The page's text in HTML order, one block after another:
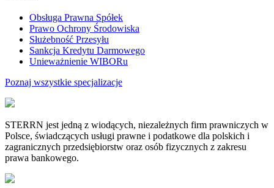
Obsługa Prawna Spółek
Prawo Ochrony Środowiska
Służebność Przesyłu
Sankcja Kredytu Darmowego
Unieważnienie WIBORu
Poznaj wszystkie specjalizacje
STERRN jest jedną z wiodących, niezależnych firm prawniczych w
Polsce, świadczących usługi prawne i podatkowe dla polskich i
zagranicznych przedsiębiorstw oraz osób fizycznych z zakresu
prawa bankowego.